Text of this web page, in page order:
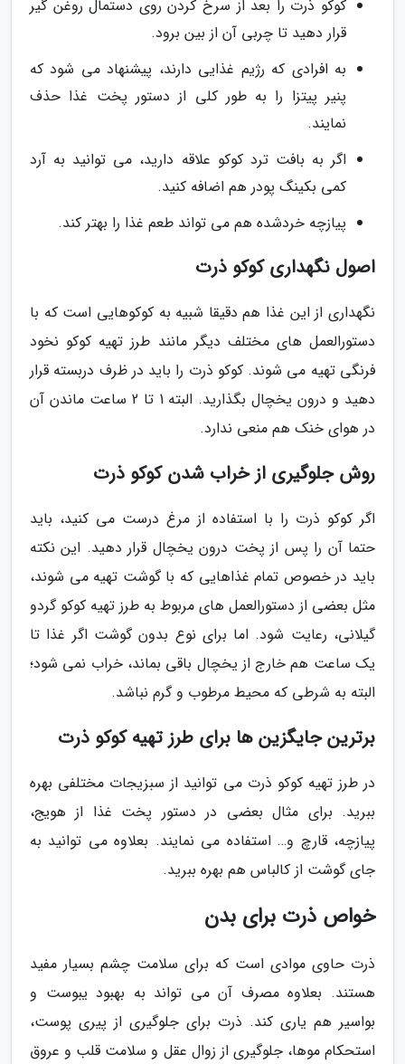
کوکو ذرت را بعد از سرخ کردن روی دستمال روغن گیر
قرار دهید تا چربی آن از بین برود.
به افرادی که رژیم غذایی دارند، پیشنهاد می شود که
پنیر پیتزا را به طور کلی از دستور پخت غذا حذف
نمایند.
اگر به بافت ترد کوکو علاقه دارید، می توانید به آرد
کمی بکینگ پودر هم اضافه کنید.
پیازچه خردشده هم می تواند طعم غذا را بهتر کند.
اصول نگهداری کوکو ذرت
نگهداری از این غذا هم دقیقا شبیه به کوکوهایی است که با
دستورالعمل های مختلف دیگر مانند طرز تهیه کوکو نخود
فرنگی تهیه می شوند. کوکو ذرت را باید در ظرف دربسته قرار
دهید و درون یخچال بگذارید. البته 1 تا 2 ساعت ماندن آن
در هوای خنک هم منعی ندارد.
روش جلوگیری از خراب شدن کوکو ذرت
اگر کوکو ذرت را با استفاده از مرغ درست می کنید، باید
حتما آن را پس از پخت درون یخچال قرار دهید. این نکته
باید در خصوص تمام غذاهایی که با گوشت تهیه می شوند،
مثل بعضی از دستورالعمل های مربوط به طرز تهیه کوکو گردو
گیلانی، رعایت شود. اما برای نوع بدون گوشت اگر غذا تا
یک ساعت هم خارج از یخچال باقی بماند، خراب نمی شود؛
البته به شرطی که محیط مرطوب و گرم نباشد.
برترین جایگزین ها برای طرز تهیه کوکو ذرت
در طرز تهیه کوکو ذرت می توانید از سبزیجات مختلفی بهره
ببرید. برای مثال بعضی در دستور پخت غذا از هویج،
پیازچه، قارچ و… استفاده می نمایند. بعلاوه می توانید به
جای گوشت از کالباس هم بهره ببرید.
خواص ذرت برای بدن
ذرت حاوی موادی است که برای سلامت چشم بسیار مفید
هستند. بعلاوه مصرف آن می تواند به بهبود یبوست و
بواسیر هم یاری کند. ذرت برای جلوگیری از پیری پوست،
استحکام موها، جلوگیری از زوال عقل و سلامت قلب و عروق